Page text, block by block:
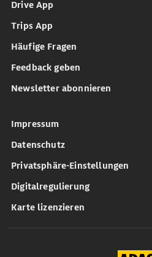
Drive App
Trips App
Häufige Fragen
Feedback geben
Newsletter abonnieren
Impressum
Datenschutz
Privatsphäre-Einstellungen
Digitalregulierung
Karte lizenzieren